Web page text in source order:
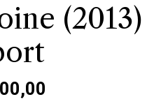
(2013)